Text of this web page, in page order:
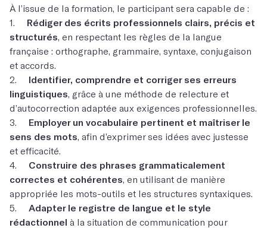
À l’issue de la formation, le participant sera capable de :
1. Rédiger des écrits professionnels clairs, précis et
structurés, en respectant les règles de la langue
française : orthographe, grammaire, syntaxe, conjugaison
et accords.
2. Identifier, comprendre et corriger ses erreurs
linguistiques, grâce à une méthode de relecture et
d’autocorrection adaptée aux exigences professionnelles.
3. Employer un vocabulaire pertinent et maîtriser le
sens des mots, afin d’exprimer ses idées avec justesse
et efficacité.
4. Construire des phrases grammaticalement
correctes et cohérentes, en utilisant de manière
appropriée les mots-outils et les structures syntaxiques.
5. Adapter le registre de langue et le style
rédactionnel à la situation de communication pour